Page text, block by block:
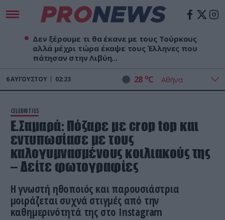
Δεν ξέρουμε τι θα έκανε με τους Τούρκους
αλλά μέχρι τώρα έκαψε τους Έλληνες που
πάτησαν στην Λιβύη...
6ΑΥΓΟΎΣΤΟΥ 02:23 28 oC
CELEBRITIES
Ε.Σαμαρά: Πόζαρε με crop top και
εντυπωσίασε με τους
καλογυμνασμένους κοιλιακούς της
– Δείτε φωτογραφίες
Η γνωστή ηθοποιός και παρουσιάστρια
μοιράζεται συχνά στιγμές από την
καθημερινότητά της στο Instagram